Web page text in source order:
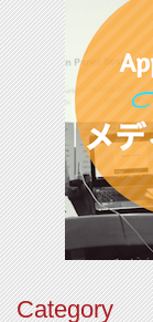
Category